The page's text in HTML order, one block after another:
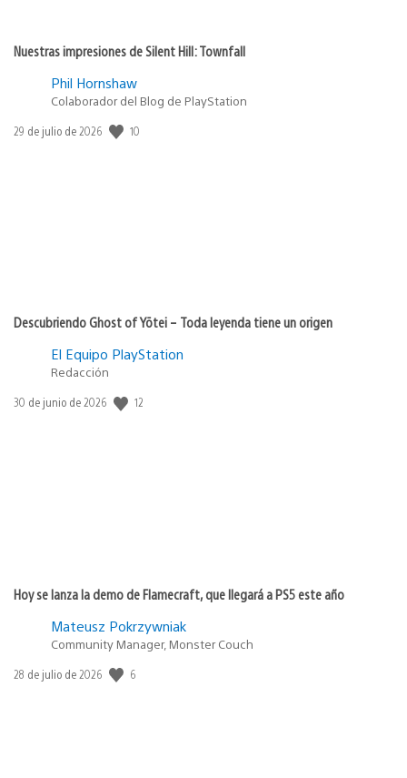
Nuestras impresiones de Silent Hill: Townfall
Phil Hornshaw
Colaborador del Blog de PlayStation
Fecha
29 de julio de 2026 10
Descubriendo Ghost of Yōtei – Toda leyenda tiene un origen
El Equipo PlayStation
Redacción
Fecha
30 de junio de 2026 12
Hoy se lanza la demo de Flamecraft, que llegará a PS5 este año
Mateusz Pokrzywniak
Community Manager, Monster Couch
Fecha
28 de julio de 2026 6